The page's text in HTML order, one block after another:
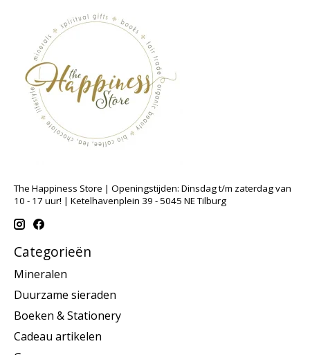
The Happiness Store | Openingstijden: Dinsdag t/m zaterdag van
10 - 17 uur! | Ketelhavenplein 39 - 5045 NE Tilburg
Categorieën
Mineralen
Duurzame sieraden
Boeken & Stationery
Cadeau artikelen